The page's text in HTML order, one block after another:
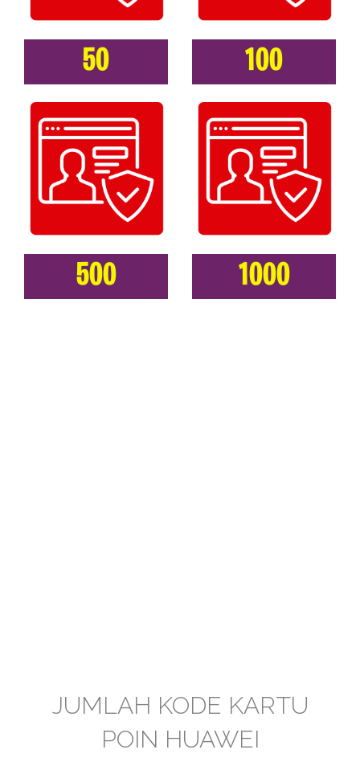
50 100
500 1000
JUMLAH KODE KARTU
POIN HUAWEI